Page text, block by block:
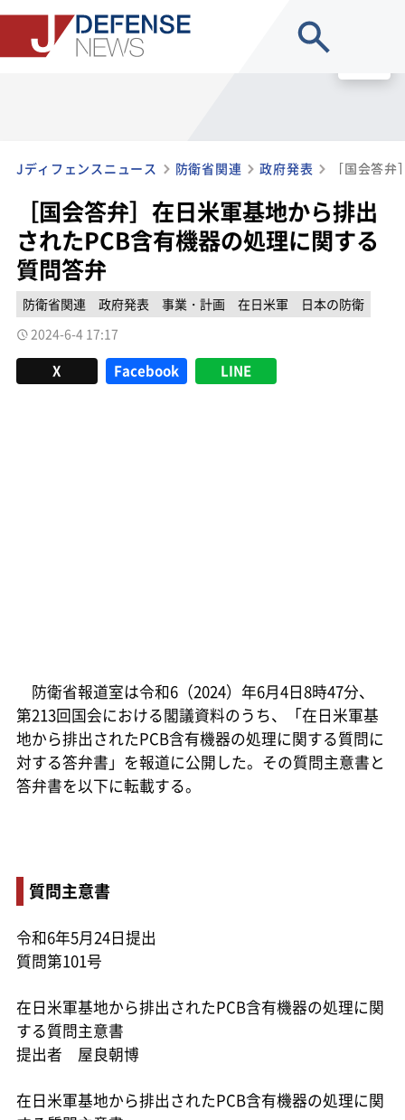
Jディフェンスニュース 防衛省関連 政府発表
［国会答弁］在日米軍基地から排出
されたPCB含有機器の処理に関する
質問答弁
防衛省関連 政府発表 事業・計画 在日米軍
日本の防衛
2024-6-4 17:17
X Facebook LINE
防衛省報道室は令和6（2024）年6月4日8時47分、
第213回国会における閣議資料のうち、「在日米軍基
地から排出されたPCB含有機器の処理に関する質問に
対する答弁書」を報道に公開した。その質問主意書と
答弁書を以下に転載する。
質問主意書
令和6年5月24日提出
質問第101号
在日米軍基地から排出されたPCB含有機器の処理に関
する質問主意書
提出者 屋良朝博
在日米軍基地から排出されたPCB含有機器の処理に関